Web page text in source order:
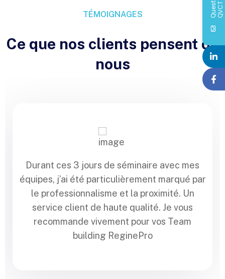
TÉMOIGNAGES
Ce que nos clients pensent de
nous
Durant ces 3 jours de séminaire avec mes
équipes, j’ai été particulièrement marqué par
le professionnalisme et la proximité. Un
service client de haute qualité. Je vous
recommande vivement pour vos Team
building ReginePro
t
T